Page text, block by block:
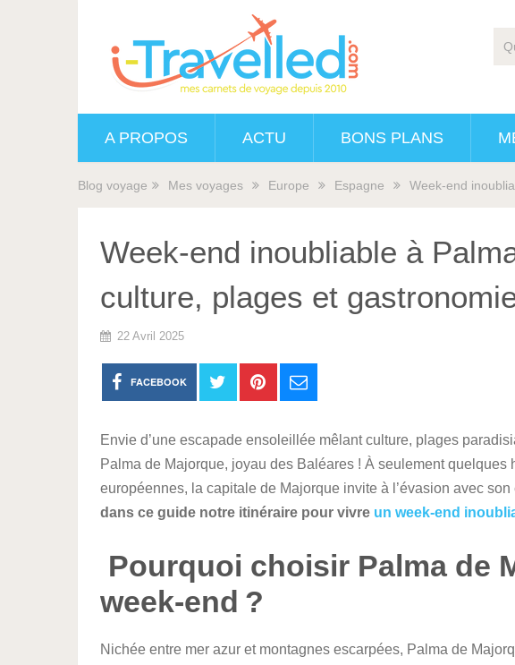
A PROPOS ACTU BONS PLANS
Blog voyage Mes voyages Europe Espagne Week-end
Week-end inoubliable à
culture, plages et
22 Avril 2025
FACEBOOK
Envie d’une escapade ensoleillée mêlant culture, plages
Palma de Majorque, joyau des Baléares ! À seulement
européennes, la capitale de Majorque invite à l’évasion avec son
dans ce guide notre itinéraire pour vivre un week-end
Pourquoi choisir Palma de
week-end ?
Nichée entre mer azur et montagnes escarpées, Palma de